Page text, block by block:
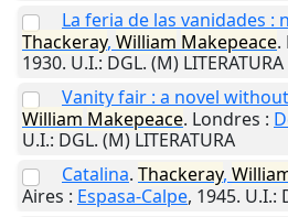
La feria de las vanidades :
Thackeray, William Makepeace.
1930. U.I.: DGL. (M) LITERATURA
Vanity fair : a novel
William Makepeace. Londres :
U.I.: DGL. (M) LITERATURA
Catalina. Thackeray,
Aires : Espasa-Calpe, 1945. U.I.: